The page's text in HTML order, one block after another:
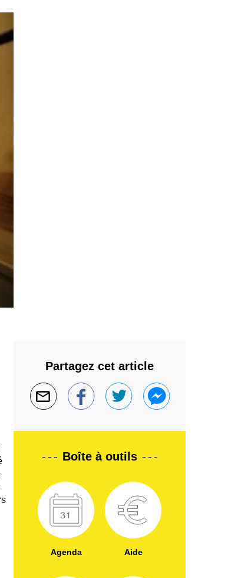
Partagez cet article
Boîte à outils
Agenda Aide